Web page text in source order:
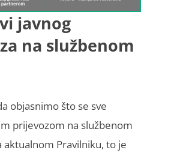
javnog
na službenom
objasnimo što se sve
prijevozom na službenom
aktualnom Pravilniku, to je